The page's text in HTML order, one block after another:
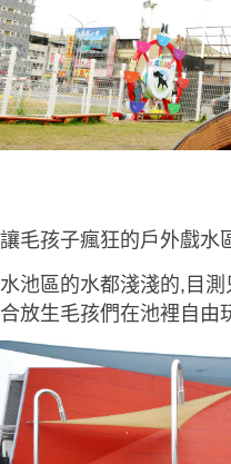
讓毛孩子瘋狂的戶外戲水
水池區的水都淺淺的,目
合放生毛孩們在池裡自由